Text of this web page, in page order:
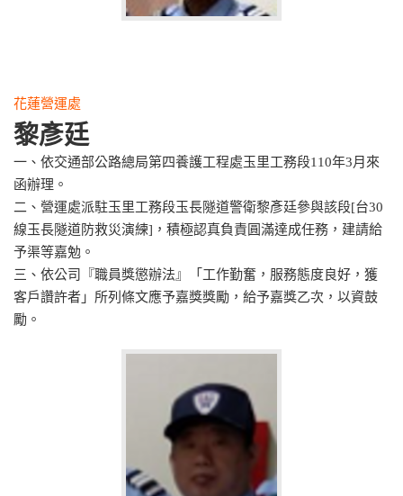
花蓮營運處
黎彥廷
一、依交通部公路總局第四養護工程處玉里工務段110年3月來
函辦理。
二、營運處派駐玉里工務段玉長隧道警衛黎彥廷參與該段[台30
線玉長隧道防救災演練]，積極認真負責圓滿達成任務，建請給
予渠等嘉勉。
三、依公司『職員獎懲辦法』「工作勤奮，服務態度良好，獲
客戶讚許者」所列條文應予嘉獎獎勵，給予嘉獎乙次，以資鼓
勵。